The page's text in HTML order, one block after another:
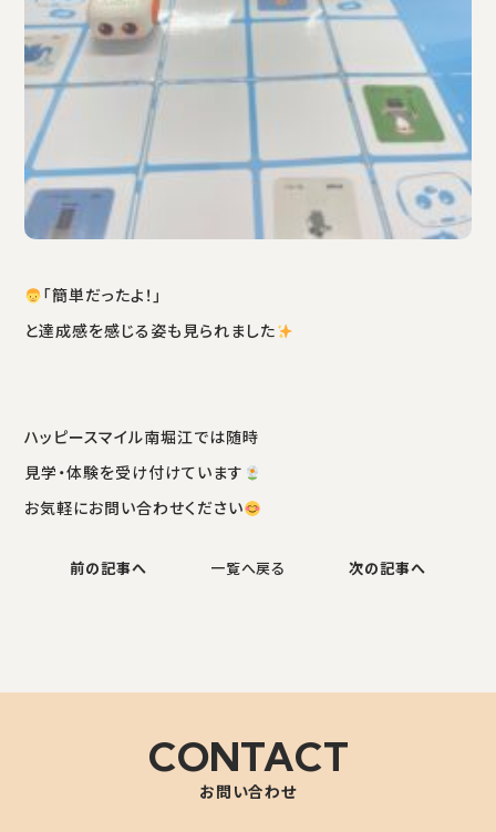
「簡単だったよ！」
と達成感を感じる姿も見られました
ハッピースマイル南堀江では随時
見学・体験を受け付けています
お気軽にお問い合わせください
前の記事へ 一覧へ戻る 次の記事へ
CONTACT
お問い合わせ